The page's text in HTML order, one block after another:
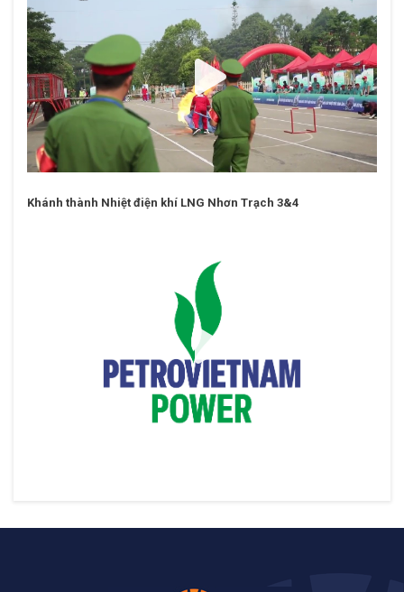
PV Power tổ chức Hội thao An toàn vệ sinh lao động, phòng
chống cháy nổ lần thứ XVI
Khánh thành Nhiệt điện khí LNG Nhơn Trạch 3&4